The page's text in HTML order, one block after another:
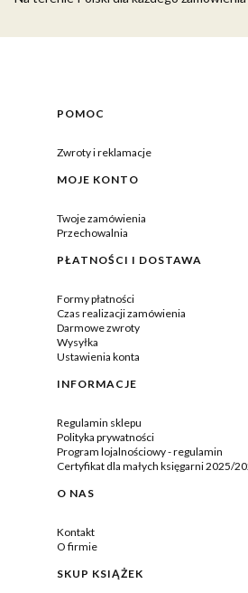
Linki w stopce
POMOC
Zwroty i reklamacje
MOJE KONTO
Twoje zamówienia
Przechowalnia
PŁATNOŚCI I DOSTAWA
Formy płatności
Czas realizacji zamówienia
Darmowe zwroty
Wysyłka
Ustawienia konta
INFORMACJE
Regulamin sklepu
Polityka prywatności
Program lojalnościowy - regulamin
Certyfikat dla małych księgarni 2025/
O NAS
Kontakt
O firmie
SKUP KSIĄŻEK